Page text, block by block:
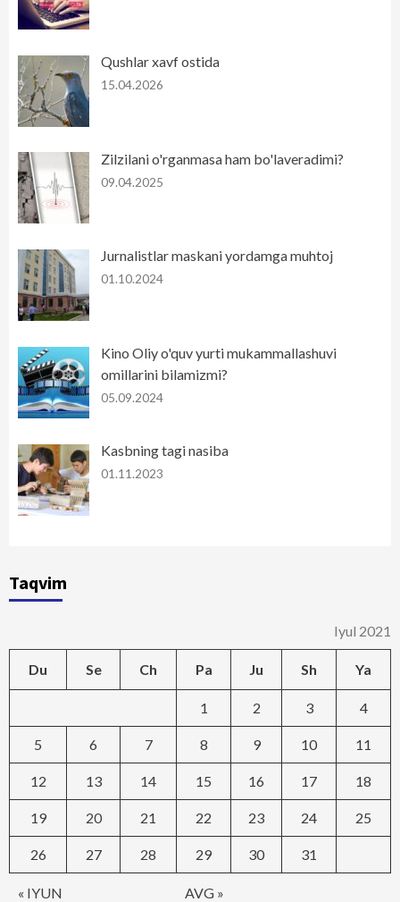
Qushlar xavf ostida
15.04.2026
Zilzilani o'rganmasa ham bo'laveradimi?
09.04.2025
Jurnalistlar maskani yordamga muhtoj
01.10.2024
Kino Oliy o'quv yurti mukammallashuvi
omillarini bilamizmi?
05.09.2024
Kasbning tagi nasiba
01.11.2023
Taqvim
Iyul 2021
Du Se Ch Pa Ju Sh Ya
« IYUN AVG »
1 2 3 4
5 6 7 8 9 10 11
12 13 14 15 16 17 18
19 20 21 22 23 24 25
26 27 28 29 30 31